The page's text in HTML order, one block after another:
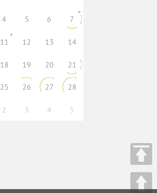
4 5 6 7
+
11
+
12 13 14
18 19 20 21
25 26 27 28
2 3 4 5